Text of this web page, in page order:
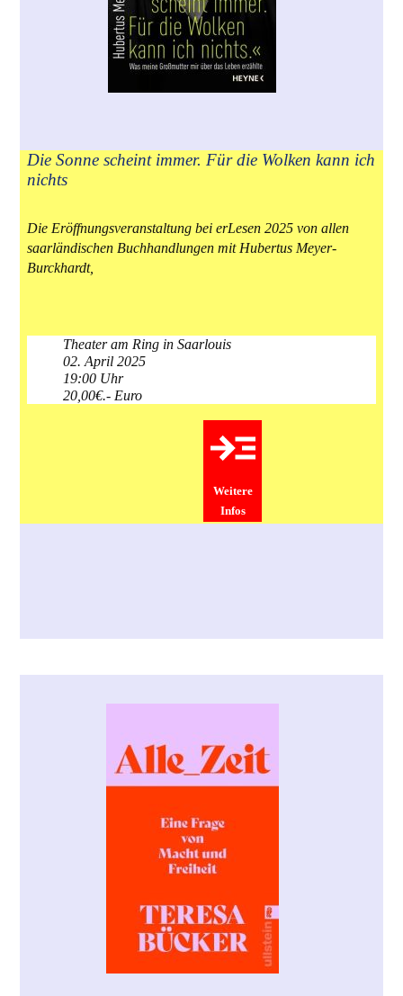
Die Sonne scheint immer. Für die Wolken kann ich
nichts
Die Eröffnungsveranstaltung bei erLesen 2025 von allen
saarländischen Buchhandlungen mit Hubertus Meyer-
Burckhardt,
Theater am Ring in Saarlouis
02. April 2025
19:00 Uhr
20,00€.- Euro
Weitere
Infos